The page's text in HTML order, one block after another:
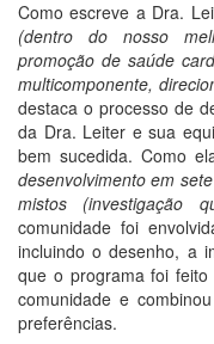
Como escreve a Dra.
(dentro do nosso
promoção de saúde
multicomponente,
destaca o processo de
da Dra. Leiter e sua
bem sucedida. Como
desenvolvimento em
mistos (investigação
comunidade foi
incluindo o desenho, a
que o programa foi
comunidade e
preferências.